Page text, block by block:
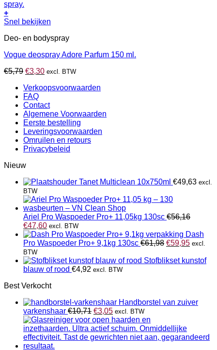
+
Snel bekijken
Deo- en bodyspray
Vogue deospray Adore Parfum 150 ml.
€5,79 Oorspronkelijke
was:
€5,79.
€3,30Huidige
is:
excl. BTW
Verkoopsvoorwaarden
FAQ
Contact
Algemene Voorwaarden
Eerste bestelling
Leveringsvoorwaarden
Omruilen en retours
Privacybeleid
Nieuw
Tanet Multiclean 10x750ml €49,63 excl.
BTW
Ariel Pro Waspoeder Pro+ 11,05kg 130sc €56,16
Oorspronkelijke
prijs
was:
€56,16.
€47,60Huidige
prijs
is:
excl. BTW
Dash
Pro Waspoeder Pro+ 9,1kg 130sc €61,98
was:
€59,95Huidige
is:
excl.
BTW
Stofblikset kunstof
blauw of rood €4,92 excl. BTW
Best Verkocht
Handborstel van zuiver
varkenshaar €10,71 Oorspronkelijke
prijs
was:
€10,71.
€3,05Huidige
prijs
is:
€3,05.
excl. BTW